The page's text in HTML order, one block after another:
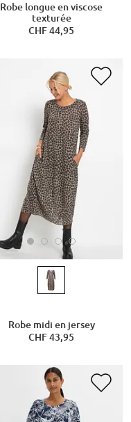
Robe longue en viscose
texturée
CHF 44,95
Robe midi en jersey
CHF 43,95